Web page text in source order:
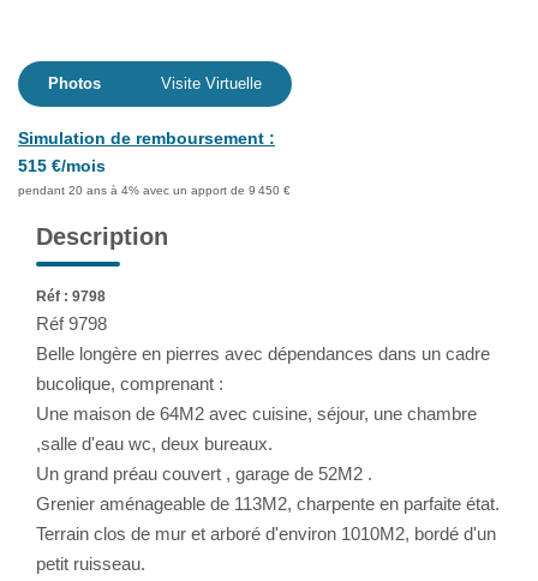
Simulation de remboursement :
515 €/mois
pendant 20 ans à 4% avec un apport de 9 450 €
Photos Visite Virtuelle
Description
Réf : 9798
Réf 9798
Belle longère en pierres avec dépendances dans un cadre
bucolique, comprenant :
Une maison de 64M2 avec cuisine, séjour, une chambre
,salle d'eau wc, deux bureaux.
Un grand préau couvert , garage de 52M2 .
Grenier aménageable de 113M2, charpente en parfaite état.
Terrain clos de mur et arboré d'environ 1010M2, bordé d'un
petit ruisseau.